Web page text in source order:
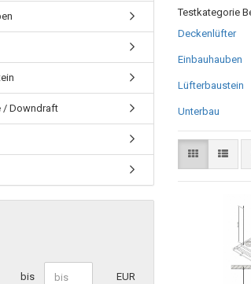
Testkategorie
Deckenlüfter
Einbauhauben
Lüfterbaustein
Unterbau
/ Downdraft
bis EUR